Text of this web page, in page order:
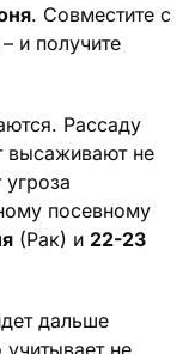
. Совместите с
и получите
Рассаду
высаживают не
посевному
(Рак) и 22-23
дальше